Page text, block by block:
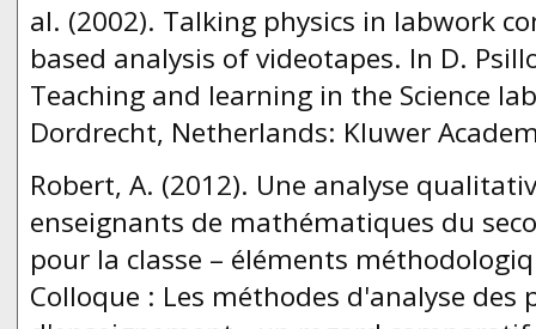
al. (2002). Talking physics in labwork
based analysis of videotapes. In D.
Teaching and learning in the Science
Dordrecht, Netherlands: Kluwer
Robert, A. (2012). Une analyse
enseignants de mathématiques du
pour la classe – éléments
Colloque : Les méthodes d'analyse des